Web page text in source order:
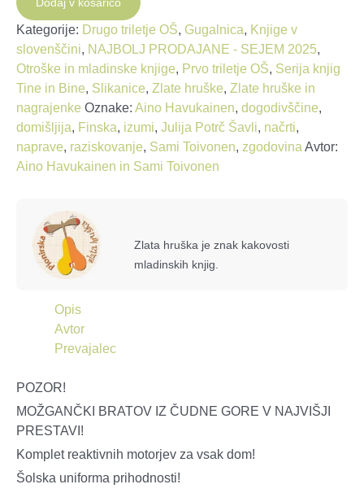
nenavadne
iznajdbe
skozi
zgodovino
količina
Kategorije: Drugo triletje OŠ, Gugalnica, Knjige v
slovenščini, NAJBOLJ PRODAJANE - SEJEM 2025,
Otroške in mladinske knjige, Prvo triletje OŠ, Serija knjig
Tine in Bine, Slikanice, Zlate hruške, Zlate hruške in
nagrajenke Oznake: Aino Havukainen, dogodivščine,
domišljija, Finska, izumi, Julija Potrč Šavli, načrti,
naprave, raziskovanje, Sami Toivonen, zgodovina Avtor:
Aino Havukainen in Sami Toivonen
Zlata hruška je znak kakovosti
mladinskih knjig.
Opis
Avtor
Prevajalec
POZOR!
MOŽGANČKI BRATOV IZ ČUDNE GORE V NAJVIŠJI
PRESTAVI!
Komplet reaktivnih motorjev za vsak dom!
Šolska uniforma prihodnosti!